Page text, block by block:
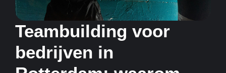
Teambuilding voor
bedrijven in